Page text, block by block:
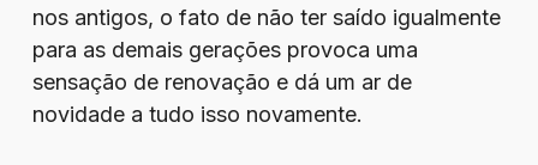
nos antigos, o fato de não ter saído igualmente
para as demais gerações provoca uma
sensação de renovação e dá um ar de
novidade a tudo isso novamente.